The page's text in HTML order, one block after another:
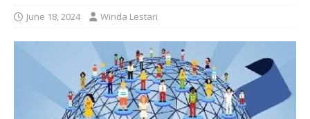
June 18, 2024 Winda Lestari